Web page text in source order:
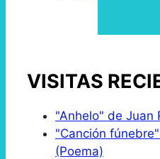
VISITAS
"Anhelo" de Juan
"Canción
(Poema)